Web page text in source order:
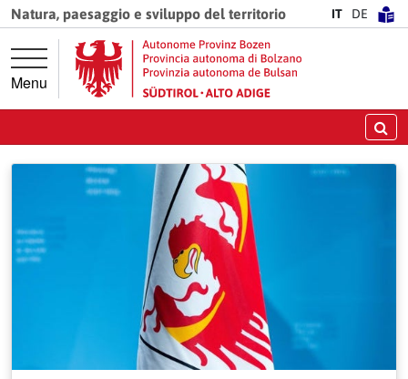
Vai direttamente alla navigazione principale
Vai al contenuto principale
Natura, paesaggio e sviluppo del territorio IT DE
Menu